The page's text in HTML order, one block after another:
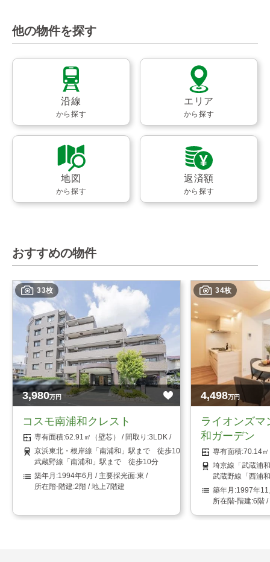
他の物件を探す
沿線
から探す
エリア
から探す
地図
から探す
返済額
から探す
おすすめの物件
33枚
3,980万円
コスモ南浦和クレスト
62.91㎡（壁芯）
3LDK
京浜東北・根岸線「南浦和」駅まで 徒歩10分
武蔵野線「南浦和」駅まで 徒歩10分
1994年6月
東
2階 / 地上7階建
34枚
4,498万円
ライオンズマ
和ガーデン
70.14
埼京線「武蔵浦
武蔵野線「西浦
1997年11
6階 /